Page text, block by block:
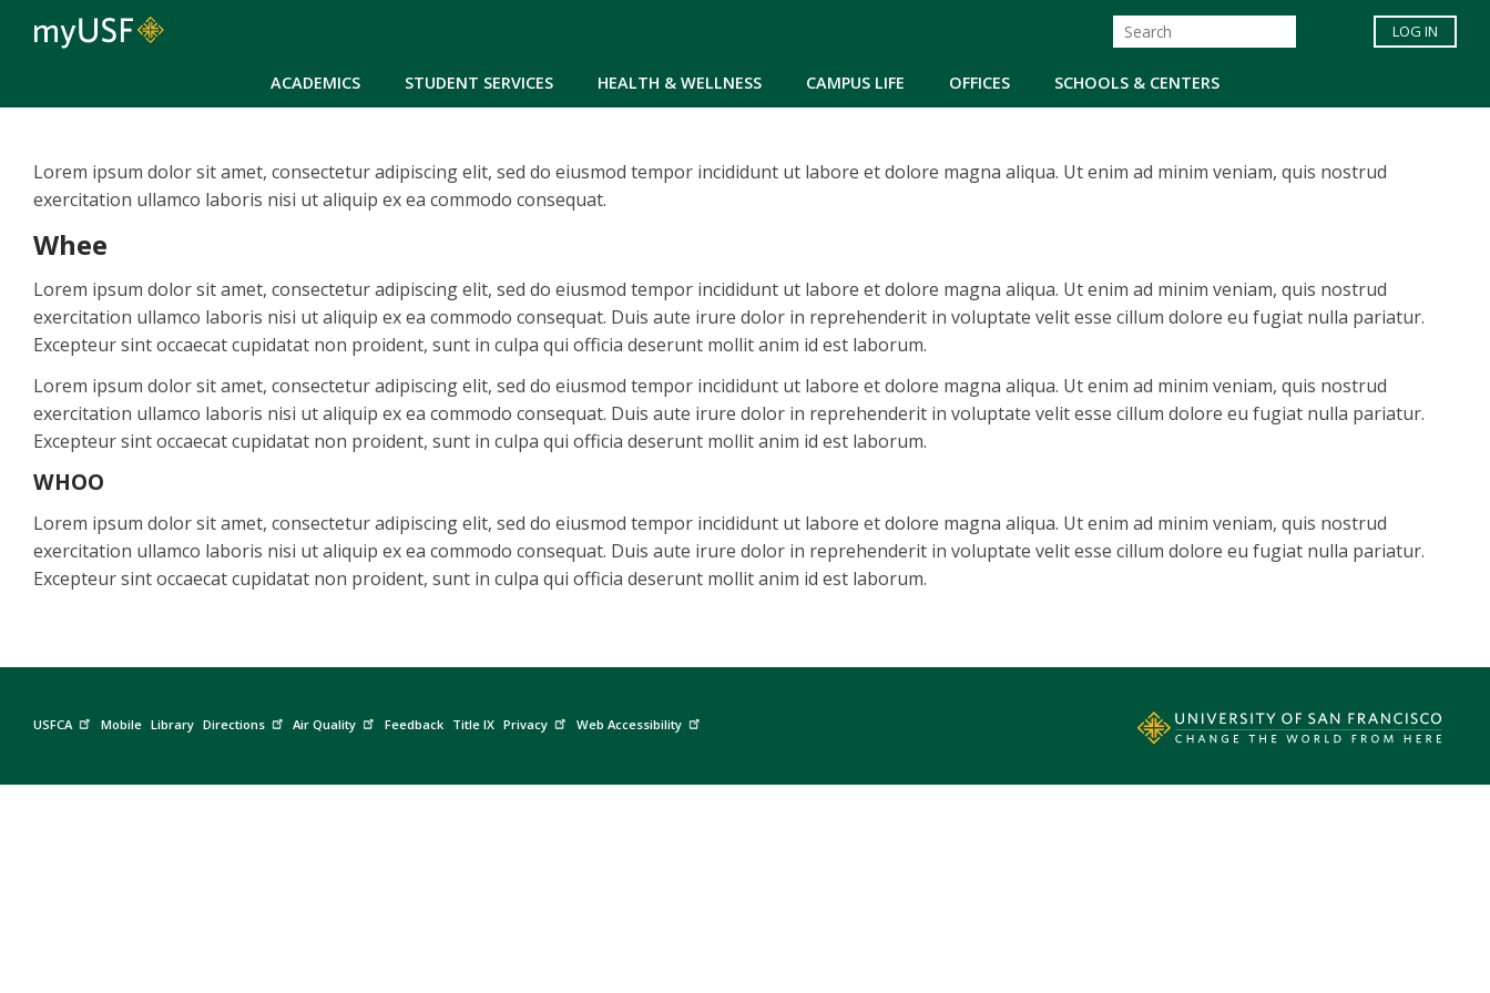
ACADEMICS STUDENT SERVICES HEALTH & WELLNESS CAMPUS LIFE OFFICES SCHOOLS & CENTERS
LOG IN
Lorem ipsum dolor sit amet, consectetur adipiscing elit, sed do eiusmod tempor incididunt ut labore et dolore magna aliqua. Ut enim ad minim veniam, quis nostrud
exercitation ullamco laboris nisi ut aliquip ex ea commodo consequat.
Whee
Lorem ipsum dolor sit amet, consectetur adipiscing elit, sed do eiusmod tempor incididunt ut labore et dolore magna aliqua. Ut enim ad minim veniam, quis nostrud
exercitation ullamco laboris nisi ut aliquip ex ea commodo consequat. Duis aute irure dolor in reprehenderit in voluptate velit esse cillum dolore eu fugiat nulla pariatur.
Excepteur sint occaecat cupidatat non proident, sunt in culpa qui officia deserunt mollit anim id est laborum.
Lorem ipsum dolor sit amet, consectetur adipiscing elit, sed do eiusmod tempor incididunt ut labore et dolore magna aliqua. Ut enim ad minim veniam, quis nostrud
exercitation ullamco laboris nisi ut aliquip ex ea commodo consequat. Duis aute irure dolor in reprehenderit in voluptate velit esse cillum dolore eu fugiat nulla pariatur.
Excepteur sint occaecat cupidatat non proident, sunt in culpa qui officia deserunt mollit anim id est laborum.
WHOO
Lorem ipsum dolor sit amet, consectetur adipiscing elit, sed do eiusmod tempor incididunt ut labore et dolore magna aliqua. Ut enim ad minim veniam, quis nostrud
exercitation ullamco laboris nisi ut aliquip ex ea commodo consequat. Duis aute irure dolor in reprehenderit in voluptate velit esse cillum dolore eu fugiat nulla pariatur.
Excepteur sint occaecat cupidatat non proident, sunt in culpa qui officia deserunt mollit anim id est laborum.
USFCA Mobile Library Directions Air Quality Feedback Title IX Privacy Web Accessibility